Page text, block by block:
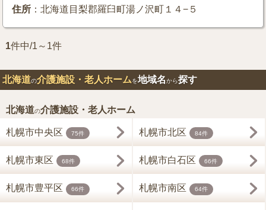
住所 ：北海道目梨郡羅臼町湯ノ沢町１４−５
1件中/1～1件
北海道の介護施設・老人ホームを地域名から探す
北海道の介護施設・老人ホーム
札幌市中央区 75件 札幌市北区 84件
札幌市東区 68件 札幌市白石区 66件
札幌市豊平区 66件 札幌市南区 64件